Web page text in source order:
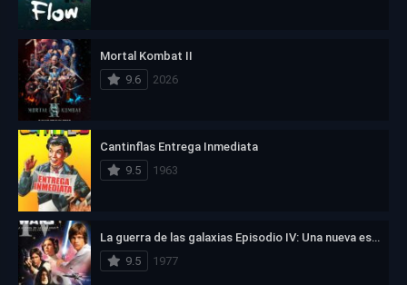
Mortal Kombat II
9.6
2026
Cantinflas Entrega Inmediata
9.5
1963
La guerra de las galaxias Episodio IV: Una nueva esperanza
9.5
1977